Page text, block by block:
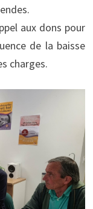
aux dons pour
de la baisse
charges.